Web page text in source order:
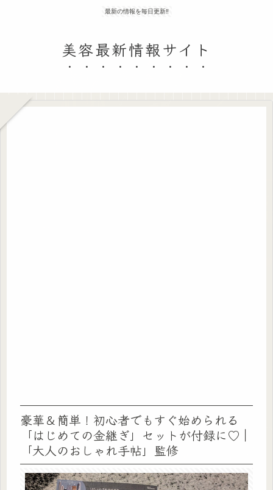
最新の情報を毎日更新‼
美容最新情報サイト
豪華＆簡単！初心者でもすぐ始められる
「はじめての金継ぎ」セットが付録に♡｜
「大人のおしゃれ手帖」監修